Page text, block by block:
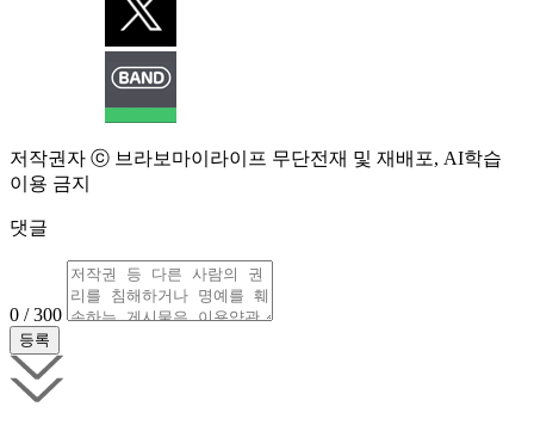
저작권자 ⓒ 브라보마이라이프 무단전재 및 재배포, AI학습
이용 금지
댓글
0 / 300